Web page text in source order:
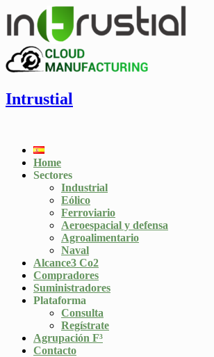
Intrustial
Home
Sectores
Industrial
Eólico
Ferroviario
Aeroespacial y defensa
Agroalimentario
Naval
Alcance3 Co2
Compradores
Suministradores
Plataforma
Consulta
Regístrate
Agrupación F³
Contacto